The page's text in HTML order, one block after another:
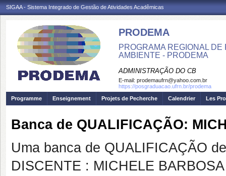
SIGAA - Sistema Integrado de Gestão de Atividades Acadêmicas
PRODEMA
PROGRAMA REGIONAL
AMBIENTE - PRODEMA
ADMINISTRAÇÃO DO CB
E-mail: prodemaufrn@yahoo.com.br
https://posgraduacao.ufrn.br/prodema
Programme
Enseignement Projets de Pecherche Calendrier Les
Banca de QUALIFICAÇÃO:
Uma banca de QUALIFICAÇÃO
DISCENTE : MICHELE